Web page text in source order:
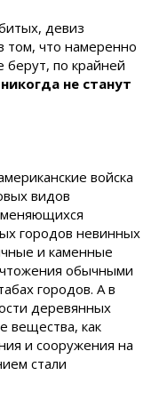
девиз
том, что намеренно
берут, по крайней
не станут
войска
видов
городов невинных
и каменные
обычными
городов. А в
деревянных
вещества, как
и сооружения на
стали